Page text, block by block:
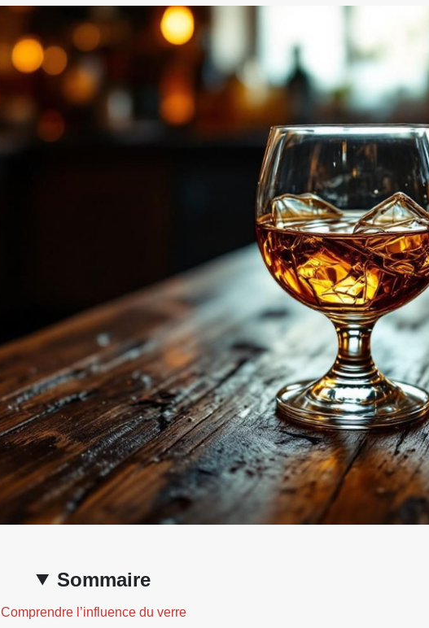
Sommaire
Comprendre l’influence du verre